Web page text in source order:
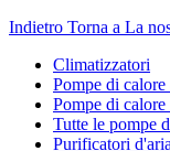
Indietro Torna a La
Climatizzatori
Pompe di calore
Pompe di
Tutte le pompe
Purificatori d'aria